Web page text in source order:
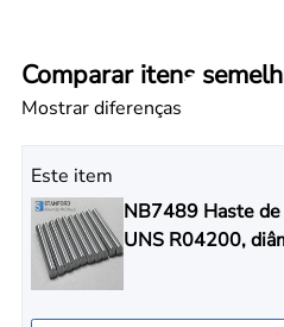
Comparar itens
Mostrar diferenças
Este item
NB7489 Haste
UNS R04200,